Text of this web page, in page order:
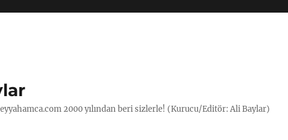
2000 yılından beri sizlerle! (Kurucu/Editör: Ali Baylar)